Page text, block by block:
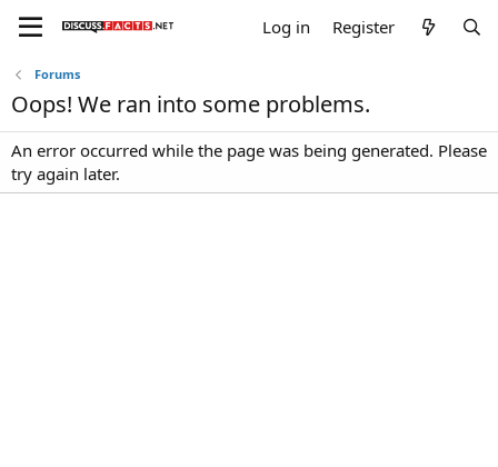
Log in Register
Forums
Oops! We ran into some problems.
An error occurred while the page was being generated. Please
try again later.